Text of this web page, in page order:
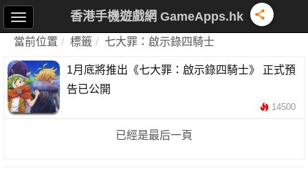
香港手機遊戲網 GameApps.hk
當前位置 標籤 七大罪：啟示錄四騎士
1月底將推出《七大罪：啟示錄四騎士》 正式預
告已公開
14500
已經是最后一頁